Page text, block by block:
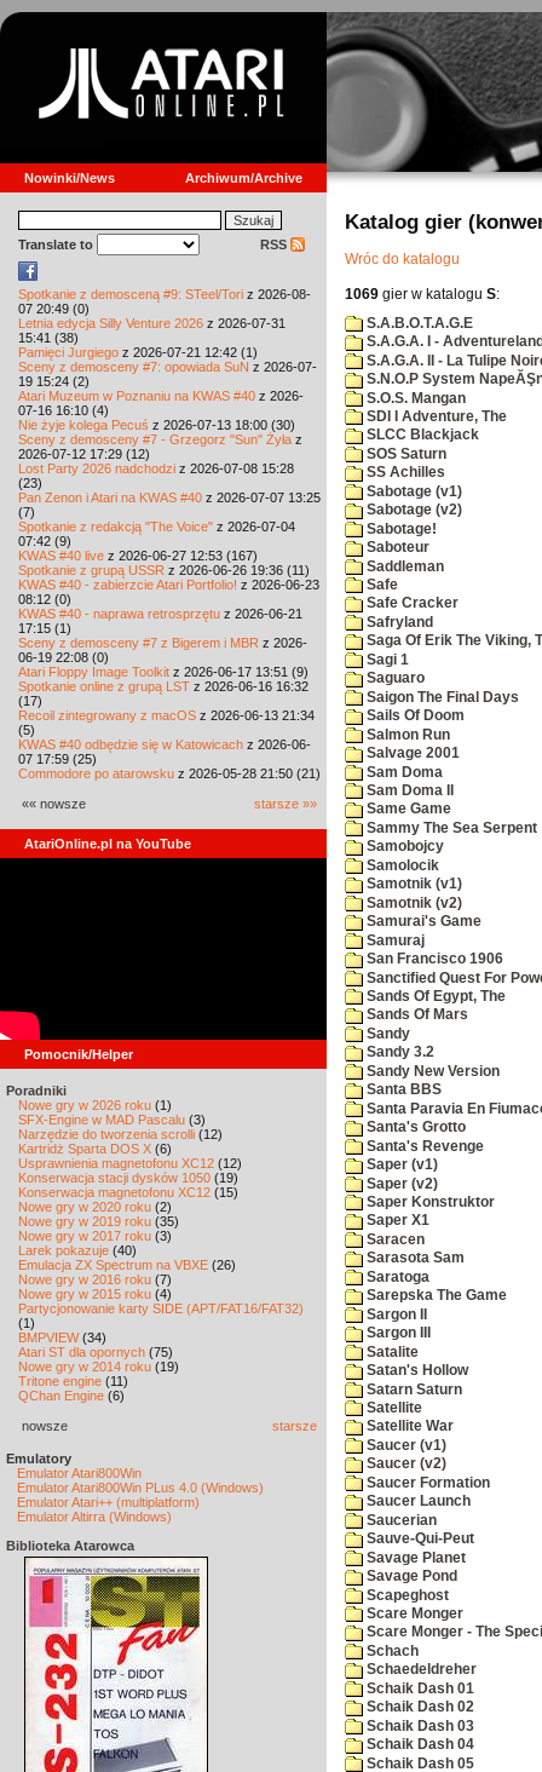
Nowinki/News Archiwum/Archive
Translate to RSS
Spotkanie z demosceną #9: STeel/Tori z 2026-08-
07 20:49 (0)
Letnia edycja Silly Venture 2026 z 2026-07-31
15:41 (38)
Pamięci Jurgiego z 2026-07-21 12:42 (1)
Sceny z demosceny #7: opowiada SuN z 2026-07-
19 15:24 (2)
Atari Muzeum w Poznaniu na KWAS #40 z 2026-
07-16 16:10 (4)
Nie żyje kolega Pecuś z 2026-07-13 18:00 (30)
Sceny z demosceny #7 - Grzegorz "Sun" Żyła z
2026-07-12 17:29 (12)
Lost Party 2026 nadchodzi z 2026-07-08 15:28
(23)
Pan Zenon i Atari na KWAS #40 z 2026-07-07 13:25
(7)
Spotkanie z redakcją "The Voice" z 2026-07-04
07:42 (9)
KWAS #40 live z 2026-06-27 12:53 (167)
Spotkanie z grupą USSR z 2026-06-26 19:36 (11)
KWAS #40 - zabierzcie Atari Portfolio! z 2026-06-23
08:12 (0)
KWAS #40 - naprawa retrosprzętu z 2026-06-21
17:15 (1)
Sceny z demosceny #7 z Bigerem i MBR z 2026-
06-19 22:08 (0)
Atari Floppy Image Toolkit z 2026-06-17 13:51 (9)
Spotkanie online z grupą LST z 2026-06-16 16:32
(17)
Recoil zintegrowany z macOS z 2026-06-13 21:34
(5)
KWAS #40 odbędzie się w Katowicach z 2026-06-
07 17:59 (25)
Commodore po atarowsku z 2026-05-28 21:50 (21)
«« nowsze starsze »»
AtariOnline.pl na YouTube
Pomocnik/Helper
Poradniki
Nowe gry w 2026 roku (1)
SFX-Engine w MAD Pascalu (3)
Narzędzie do tworzenia scrolli (12)
Kartridż Sparta DOS X (6)
Usprawnienia magnetofonu XC12 (12)
Konserwacja stacji dysków 1050 (19)
Konserwacja magnetofonu XC12 (15)
Nowe gry w 2020 roku (2)
Nowe gry w 2019 roku (35)
Nowe gry w 2017 roku (3)
Larek pokazuje (40)
Emulacja ZX Spectrum na VBXE (26)
Nowe gry w 2016 roku (7)
Nowe gry w 2015 roku (4)
Partycjonowanie karty SIDE (APT/FAT16/FAT32)
(1)
BMPVIEW(34)
Atari ST dla opornych (75)
Nowe gry w 2014 roku (19)
Tritone engine (11)
QChan Engine (6)
nowsze starsze
Emulatory
Emulator Atari800Win
Emulator Atari800Win PLus 4.0 (Windows)
Emulator Atari++ (multiplatform)
Emulator Altirra (Windows)
Biblioteka Atarowca
Katalog gier
Wróc do katalogu
1069 gier w katalogu S:
S.A.B.O.T.A.G.E
S.A.G.A. I -
S.A.G.A. II - La Tulipe
S.N.O.P System
S.O.S. Mangan
SDI I Adventure, The
SLCC Blackjack
SOS Saturn
SS Achilles
Sabotage (v1)
Sabotage (v2)
Sabotage!
Saboteur
Saddleman
Safe
Safe Cracker
Safryland
Saga Of Erik The Viking,
Sagi 1
Saguaro
Saigon The Final Days
Sails Of Doom
Salmon Run
Salvage 2001
Sam Doma
Sam Doma II
Same Game
Sammy The Sea Serpent
Samobojcy
Samolocik
Samotnik (v1)
Samotnik (v2)
Samurai's Game
Samuraj
San Francisco 1906
Sanctified Quest For
Sands Of Egypt, The
Sands Of Mars
Sandy
Sandy 3.2
Sandy New Version
Santa BBS
Santa Paravia En
Santa's Grotto
Santa's Revenge
Saper (v1)
Saper (v2)
Saper Konstruktor
Saper X1
Saracen
Sarasota Sam
Saratoga
Sarepska The Game
Sargon II
Sargon III
Satalite
Satan's Hollow
Satarn Saturn
Satellite
Satellite War
Saucer (v1)
Saucer (v2)
Saucer Formation
Saucer Launch
Saucerian
Sauve-Qui-Peut
Savage Planet
Savage Pond
Scapeghost
Scare Monger
Scare Monger - The
Schach
Schaedeldreher
Schaik Dash 01
Schaik Dash 02
Schaik Dash 03
Schaik Dash 04
Schaik Dash 05